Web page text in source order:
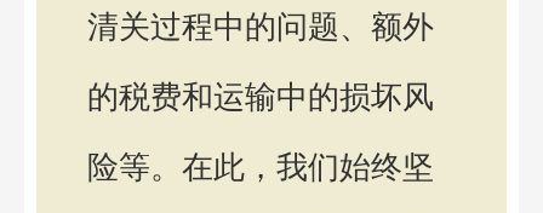
清关过程中的问题、额外
的税费和运输中的损坏风
险等。在此，我们始终坚